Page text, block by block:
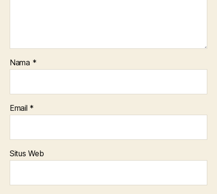
Nama *
Email *
Situs Web